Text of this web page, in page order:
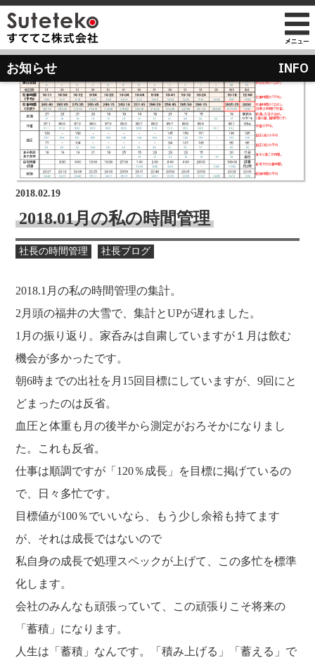
会社のこれまでとこれから
講演の依頼について
M&Aのご提案について
店舗のご案内
経営理念と使命
組織図
沿革
経営方針
過去の経営方針
取り組み
通販事業
自社PB製造販売事業
地域向け学生服販売
お知らせ
受賞歴
数字で見るすててこ
ガイドブックで見るすててこ
菊川 亜由美
周辺施設のご案内
President greeting
Corporate philosophy
Retail business
Wholesale
公司概要
沿革
自有品牌产品
募集制造公司
お知らせ INFO
2018.02.19
2018.01月の私の時間管理
社長の時間管理 社長ブログ
2018.1月の私の時間管理の集計。
2月頭の福井の大雪で、集計とUPが遅れました。
1月の振り返り。家呑みは自粛していますが１月は飲む
機会が多かったです。
朝6時までの出社を月15回目標にしていますが、9回にと
どまったのは反省。
血圧と体重も月の後半から測定がおろそかになりまし
た。これも反省。
仕事は順調ですが「120％成長」を目標に掲げているの
で、日々多忙です。
目標値が100％でいいなら、もう少し余裕も持てます
が、それは成長ではないので
私自身の成長で処理スペックが上げて、この多忙を標準
化します。
会社のみんなも頑張っていて、この頑張りこそ将来の
「蓄積」になります。
人生は「蓄積」なんです。「積み上げる」「蓄える」で